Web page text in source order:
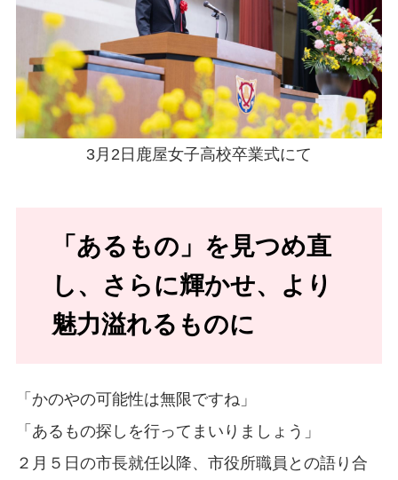
3月2日鹿屋女子高校卒業式にて
「あるもの」を見つめ直
し、さらに輝かせ、より
魅力溢れるものに
「かのやの可能性は無限ですね」
「あるもの探しを行ってまいりましょう」
２月５日の市長就任以降、市役所職員との語り合